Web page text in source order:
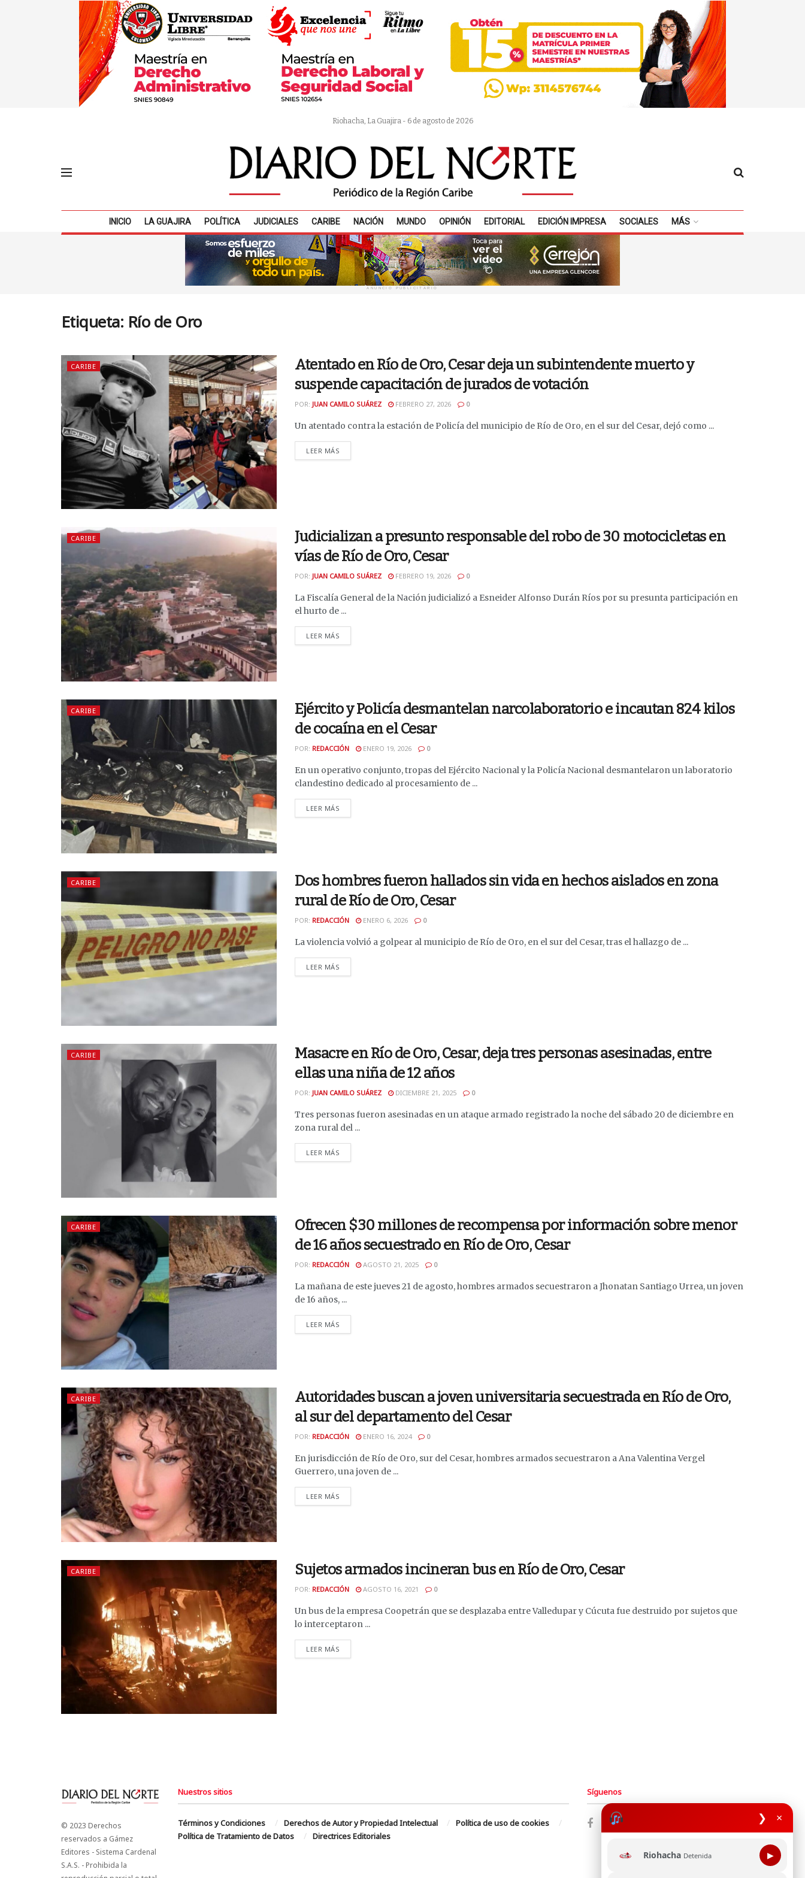
❯ ×
Riohacha Detenida ▶
Riohacha, La Guajira - 6 de agosto de 2026
INICIO LA GUAJIRA POLÍTICA JUDICIALES CARIBE NACIÓN MUNDO OPINIÓN EDITORIAL EDICIÓN IMPRESA SOCIALES MÁS
ANUNCIO PUBLICITARIO
Etiqueta: Río de Oro
CARIBE
Atentado en Río de Oro, Cesar deja un subintendente muerto y
suspende capacitación de jurados de votación
POR: JUAN CAMILO SUÁREZ FEBRERO 27, 2026 0
Un atentado contra la estación de Policía del municipio de Río de Oro, en el sur del Cesar, dejó como ...
LEER MÁS
CARIBE
Judicializan a presunto responsable del robo de 30 motocicletas en
vías de Río de Oro, Cesar
POR: JUAN CAMILO SUÁREZ FEBRERO 19, 2026 0
La Fiscalía General de la Nación judicializó a Esneider Alfonso Durán Ríos por su presunta participación en
el hurto de ...
LEER MÁS
CARIBE
Ejército y Policía desmantelan narcolaboratorio e incautan 824 kilos
de cocaína en el Cesar
POR: REDACCIÓN ENERO 19, 2026 0
En un operativo conjunto, tropas del Ejército Nacional y la Policía Nacional desmantelaron un laboratorio
clandestino dedicado al procesamiento de ...
LEER MÁS
CARIBE
Dos hombres fueron hallados sin vida en hechos aislados en zona
rural de Río de Oro, Cesar
POR: REDACCIÓN ENERO 6, 2026 0
La violencia volvió a golpear al municipio de Río de Oro, en el sur del Cesar, tras el hallazgo de ...
LEER MÁS
CARIBE
Masacre en Río de Oro, Cesar, deja tres personas asesinadas, entre
ellas una niña de 12 años
POR: JUAN CAMILO SUÁREZ DICIEMBRE 21, 2025 0
Tres personas fueron asesinadas en un ataque armado registrado la noche del sábado 20 de diciembre en
zona rural del ...
LEER MÁS
CARIBE
Ofrecen $30 millones de recompensa por información sobre menor
de 16 años secuestrado en Río de Oro, Cesar
POR: REDACCIÓN AGOSTO 21, 2025 0
La mañana de este jueves 21 de agosto, hombres armados secuestraron a Jhonatan Santiago Urrea, un joven
de 16 años, ...
LEER MÁS
CARIBE
Autoridades buscan a joven universitaria secuestrada en Río de Oro,
al sur del departamento del Cesar
POR: REDACCIÓN ENERO 16, 2024 0
En jurisdicción de Río de Oro, sur del Cesar, hombres armados secuestraron a Ana Valentina Vergel
Guerrero, una joven de ...
LEER MÁS
CARIBE Sujetos armados incineran bus en Río de Oro, Cesar
POR: REDACCIÓN AGOSTO 16, 2021 0
Un bus de la empresa Coopetrán que se desplazaba entre Valledupar y Cúcuta fue destruido por sujetos que
lo interceptaron ...
LEER MÁS
© 2023 Derechos
reservados a Gámez
Editores - Sistema Cardenal
S.A.S. - Prohibida la
Nuestros sitios
Términos y Condiciones Derechos de Autor y Propiedad Intelectual
Política de uso de cookies
Política de Tratamiento de Datos
Directrices Editoriales
Síguenos